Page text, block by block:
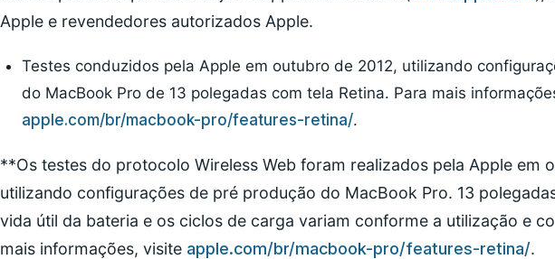
Apple e revendedores autorizados Apple.
Testes conduzidos pela Apple em outubro de 2012, utilizando
do MacBook Pro de 13 polegadas com tela Retina. Para mais
apple.com/br/macbook-pro/features-retina/.
**Os testes do protocolo Wireless Web foram realizados pela Apple em
utilizando configurações de pré produção do MacBook Pro. 13
vida útil da bateria e os ciclos de carga variam conforme a utilização e
mais informações, visite apple.com/br/macbook-pro/features-retina/.